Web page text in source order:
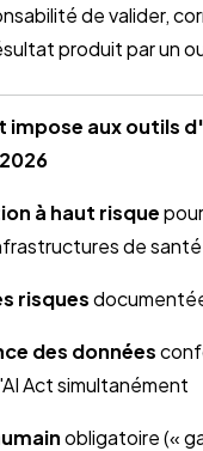
de valider,
produit par un
impose aux outils
à haut risque
de santé
risques
des données
Act simultanément
obligatoire («